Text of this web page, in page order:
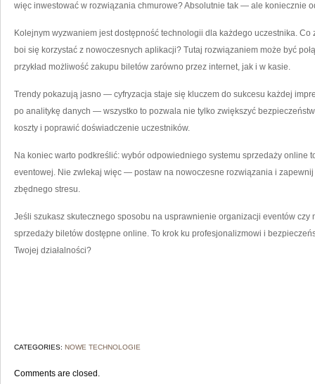
więc inwestować w rozwiązania chmurowe? Absolutnie tak — ale koniecznie
Kolejnym wyzwaniem jest dostępność technologii dla każdego uczestnika.
boi się korzystać z nowoczesnych aplikacji? Tutaj rozwiązaniem może być
przykład możliwość zakupu biletów zarówno przez internet, jak i w kasie.
Trendy pokazują jasno — cyfryzacja staje się kluczem do sukcesu każdej
po analitykę danych — wszystko to pozwala nie tylko zwiększyć
koszty i poprawić doświadczenie uczestników.
Na koniec warto podkreślić: wybór odpowiedniego systemu sprzedaży online
eventowej. Nie zwlekaj więc — postaw na nowoczesne rozwiązania i
zbędnego stresu.
Jeśli szukasz skutecznego sposobu na usprawnienie organizacji eventów czy
sprzedaży biletów dostępne online. To krok ku profesjonalizmowi i
Twojej działalności?
CATEGORIES: NOWE TECHNOLOGIE
Comments are closed.